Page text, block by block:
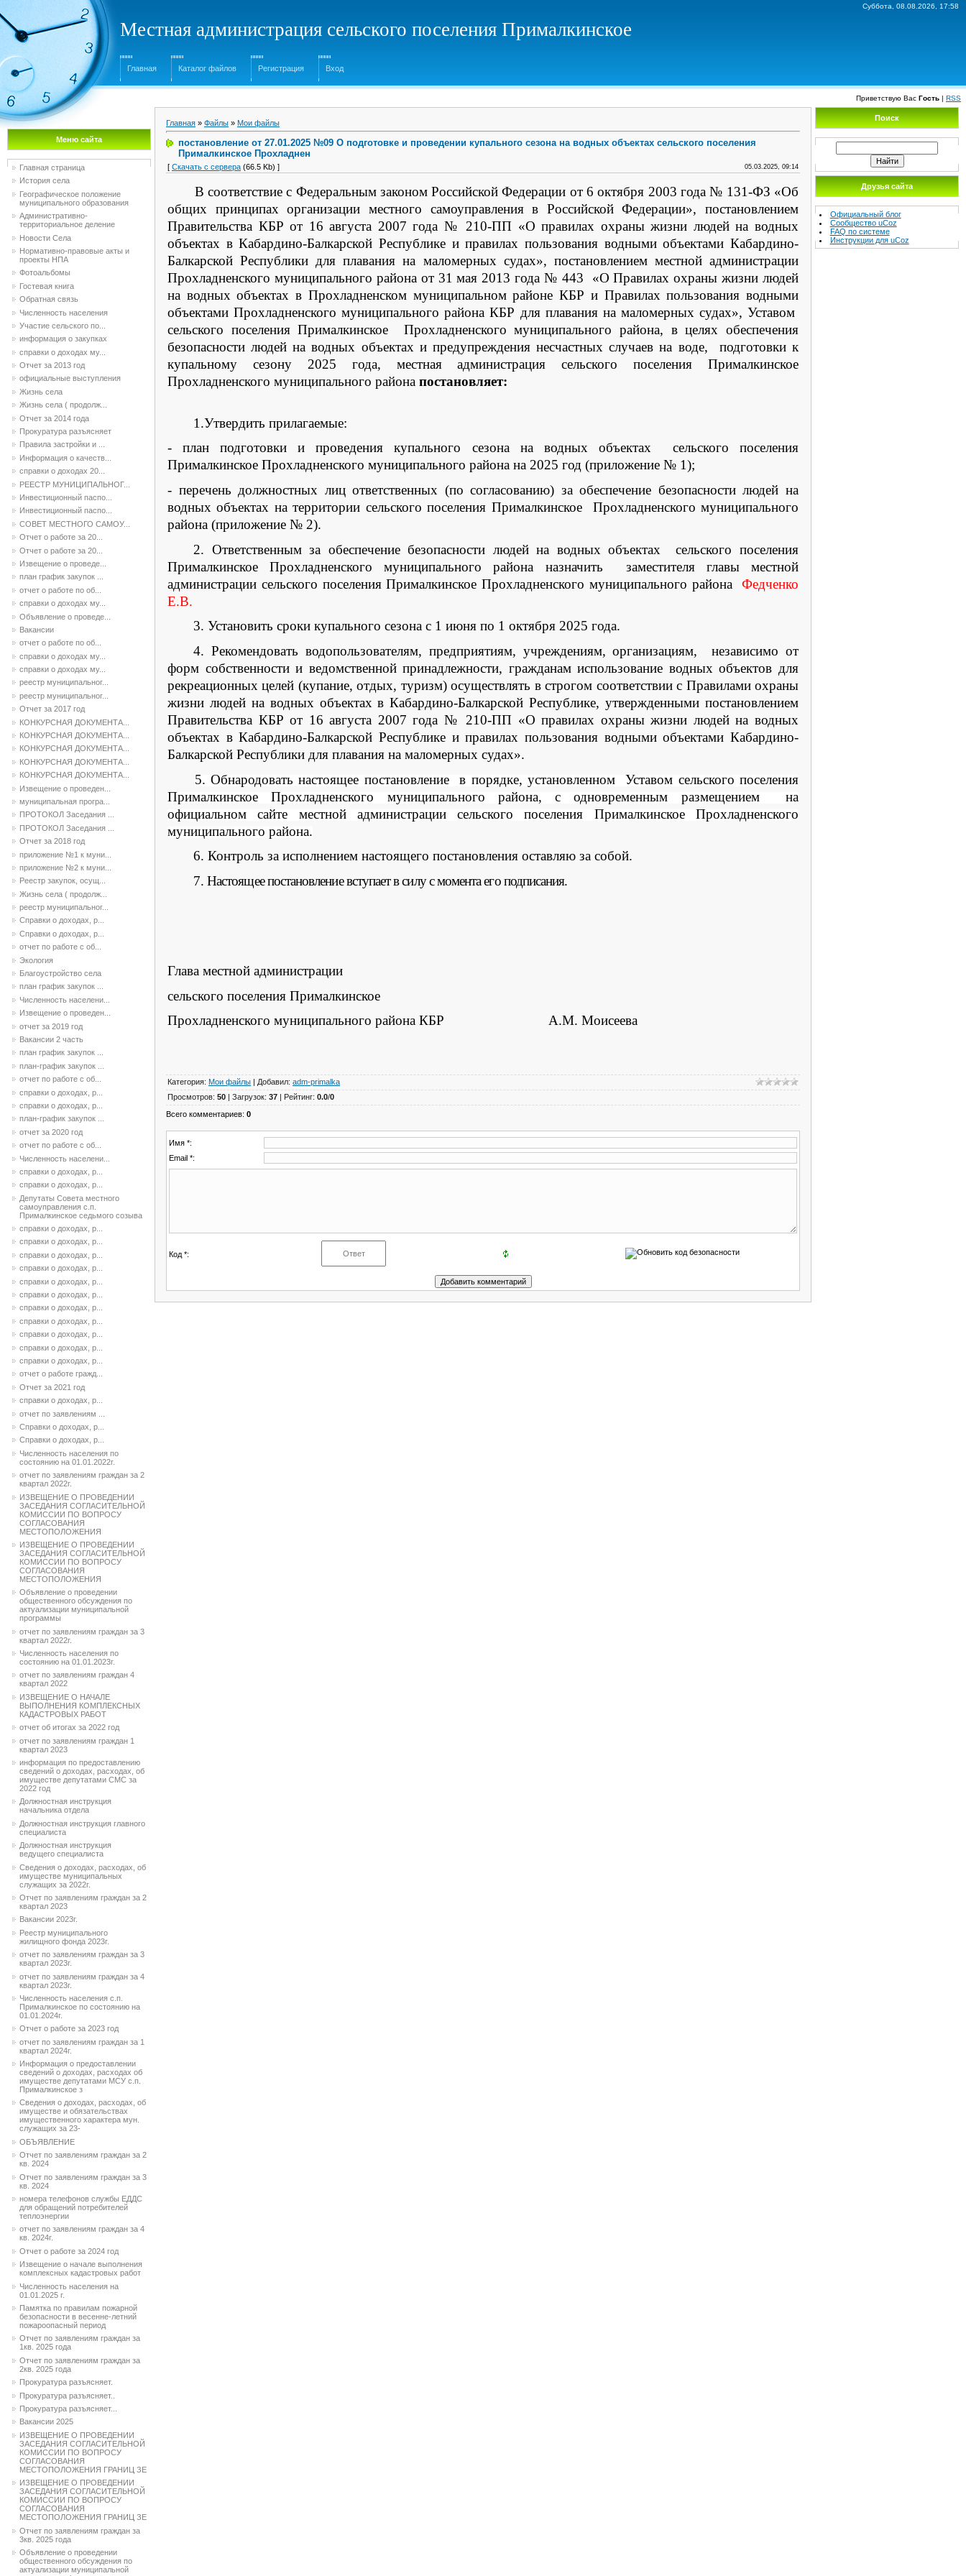
Суббота, 08.08.2026, 17:58
Местная администрация сельского поселения Прималкинское
Главная Каталог файлов Регистрация Вход
Приветствую Вас Гость | RSS
Меню сайта
Главная страница
История села
Географическое положение
муниципального образования
Административно-
территориальное деление
Новости Села
Нормативно-правовые акты и
проекты НПА
Фотоальбомы
Гостевая книга
Обратная связь
Численность населения
Участие сельского по...
информация о закупках
справки о доходах му...
Отчет за 2013 год
официальные выступления
Жизнь села
Жизнь села ( продолж...
Отчет за 2014 года
Прокуратура разъясняет
Правила застройки и ...
Информация о качеств...
справки о доходах 20...
РЕЕСТР МУНИЦИПАЛЬНОГ...
Инвестиционный паспо...
Инвестиционный паспо...
СОВЕТ МЕСТНОГО САМОУ...
Отчет о работе за 20...
Отчет о работе за 20...
Извещение о проведе...
план график закупок ...
отчет о работе по об...
справки о доходах му...
Объявление о проведе...
Вакансии
отчет о работе по об...
справки о доходах му...
справки о доходах му...
реестр муниципальног...
реестр муниципальног...
Отчет за 2017 год
КОНКУРСНАЯ ДОКУМЕНТА...
КОНКУРСНАЯ ДОКУМЕНТА...
КОНКУРСНАЯ ДОКУМЕНТА...
КОНКУРСНАЯ ДОКУМЕНТА...
КОНКУРСНАЯ ДОКУМЕНТА...
Извещение о проведен...
муниципальная програ...
ПРОТОКОЛ Заседания ...
ПРОТОКОЛ Заседания ...
Отчет за 2018 год
приложение №1 к муни...
приложение №2 к муни...
Реестр закупок, осущ...
Жизнь села ( продолж...
реестр муниципальног...
Справки о доходах, р...
Справки о доходах, р...
отчет по работе с об...
Экология
Благоустройство села
план график закупок ...
Численность населени...
Извещение о проведен...
отчет за 2019 год
Вакансии 2 часть
план график закупок ...
план-график закупок ...
отчет по работе с об...
справки о доходах, р...
справки о доходах, р...
план-график закупок ...
отчет за 2020 год
отчет по работе с об...
Численность населени...
справки о доходах, р...
справки о доходах, р...
Депутаты Совета местного
самоуправления с.п.
Прималкинское седьмого созыва
справки о доходах, р...
справки о доходах, р...
справки о доходах, р...
справки о доходах, р...
справки о доходах, р...
справки о доходах, р...
справки о доходах, р...
справки о доходах, р...
справки о доходах, р...
справки о доходах, р...
справки о доходах, р...
отчет о работе гражд...
Отчет за 2021 год
справки о доходах, р...
отчет по заявлениям ...
Справки о доходах, р...
Справки о доходах, р...
Численность населения по
состоянию на 01.01.2022г.
отчет по заявлениям граждан за 2
квартал 2022г.
ИЗВЕЩЕНИЕ О ПРОВЕДЕНИИ
ЗАСЕДАНИЯ СОГЛАСИТЕЛЬНОЙ
КОМИССИИ ПО ВОПРОСУ
СОГЛАСОВАНИЯ
МЕСТОПОЛОЖЕНИЯ
ИЗВЕЩЕНИЕ О ПРОВЕДЕНИИ
ЗАСЕДАНИЯ СОГЛАСИТЕЛЬНОЙ
КОМИССИИ ПО ВОПРОСУ
СОГЛАСОВАНИЯ
МЕСТОПОЛОЖЕНИЯ
Объявление о проведении
общественного обсуждения по
актуализации муниципальной
программы
отчет по заявлениям граждан за 3
квартал 2022г.
Численность населения по
состоянию на 01.01.2023г.
отчет по заявлениям граждан 4
квартал 2022
ИЗВЕЩЕНИЕ О НАЧАЛЕ
ВЫПОЛНЕНИЯ КОМПЛЕКСНЫХ
КАДАСТРОВЫХ РАБОТ
отчет об итогах за 2022 год
отчет по заявлениям граждан 1
квартал 2023
информация по предоставлению
сведений о доходах, расходах, об
имуществе депутатами СМС за
2022 год
Должностная инструкция
начальника отдела
Должностная инструкция главного
специалиста
Должностная инструкция
ведущего специалиста
Сведения о доходах, расходах, об
имуществе муниципальных
служащих за 2022г.
Отчет по заявлениям граждан за 2
квартал 2023
Вакансии 2023г.
Реестр муниципального
жилищного фонда 2023г.
отчет по заявлениям граждан за 3
квартал 2023г.
отчет по заявлениям граждан за 4
квартал 2023г.
Численность населения с.п.
Прималкинское по состоянию на
01.01.2024г.
Отчет о работе за 2023 год
отчет по заявлениям граждан за 1
квартал 2024г.
Информация о предоставлении
сведений о доходах, расходах об
имуществе депутатами МСУ с.п.
Прималкинское з
Сведения о доходах, расходах, об
имуществе и обязательствах
имущественного характера мун.
служащих за 23-
ОБЪЯВЛЕНИЕ
Отчет по заявлениям граждан за 2
кв. 2024
Отчет по заявлениям граждан за 3
кв. 2024
номера телефонов службы ЕДДС
для обращений потребителей
теплоэнергии
отчет по заявлениям граждан за 4
кв. 2024г.
Отчет о работе за 2024 год
Извещение о начале выполнения
комплексных кадастровых работ
Численность населения на
01.01.2025 г.
Памятка по правилам пожарной
безопасности в весенне-летний
пожароопасный период
Отчет по заявлениям граждан за
1кв. 2025 года
Отчет по заявлениям граждан за
2кв. 2025 года
Прокуратура разъясняет.
Прокуратура разъясняет..
Прокуратура разъясняет...
Вакансии 2025
ИЗВЕЩЕНИЕ О ПРОВЕДЕНИИ
ЗАСЕДАНИЯ СОГЛАСИТЕЛЬНОЙ
КОМИССИИ ПО ВОПРОСУ
СОГЛАСОВАНИЯ
МЕСТОПОЛОЖЕНИЯ ГРАНИЦ ЗЕ
ИЗВЕЩЕНИЕ О ПРОВЕДЕНИИ
ЗАСЕДАНИЯ СОГЛАСИТЕЛЬНОЙ
КОМИССИИ ПО ВОПРОСУ
СОГЛАСОВАНИЯ
МЕСТОПОЛОЖЕНИЯ ГРАНИЦ ЗЕ
Отчет по заявлениям граждан за
3кв. 2025 года
Объявление о проведении
общественного обсуждения по
актуализации муниципальной
Главная » Файлы » Мои файлы
постановление от 27.01.2025 №09 О подготовке и проведении купального сезона на водных объектах сельского поселения
Прималкинское Прохладнен
[ Скачать с сервера (66.5 Kb) ] 05.03.2025, 09:14
В соответствие с Федеральным законом Российской Федерации от 6 октября 2003 года № 131-ФЗ «Об
общих принципах организации местного самоуправления в Российской Федерации», постановлением
Правительства КБР от 16 августа 2007 года № 210-ПП «О правилах охраны жизни людей на водных
объектах в Кабардино-Балкарской Республике и правилах пользования водными объектами Кабардино-
Балкарской Республики для плавания на маломерных судах», постановлением местной администрации
Прохладненского муниципального района от 31 мая 2013 года № 443 «О Правилах охраны жизни людей
на водных объектах в Прохладненском муниципальном районе КБР и Правилах пользования водными
объектами Прохладненского муниципального района КБР для плавания на маломерных судах», Уставом
сельского поселения Прималкинское Прохладненского муниципального района, в целях обеспечения
безопасности людей на водных объектах и предупреждения несчастных случаев на воде, подготовки к
купальному сезону 2025 года, местная администрация сельского поселения Прималкинское
Прохладненского муниципального района постановляет:
1.Утвердить прилагаемые:
- план подготовки и проведения купального сезона на водных объектах сельского поселения
Прималкинское Прохладненского муниципального района на 2025 год (приложение № 1);
- перечень должностных лиц ответственных (по согласованию) за обеспечение безопасности людей на
водных объектах на территории сельского поселения Прималкинское Прохладненского муниципального
района (приложение № 2).
2. Ответственным за обеспечение безопасности людей на водных объектах сельского поселения
Прималкинское Прохладненского муниципального района назначить заместителя главы местной
администрации сельского поселения Прималкинское Прохладненского муниципального района Федченко
Е.В.
3. Установить сроки купального сезона с 1 июня по 1 октября 2025 года.
4. Рекомендовать водопользователям, предприятиям, учреждениям, организациям, независимо от
форм собственности и ведомственной принадлежности, гражданам использование водных объектов для
рекреационных целей (купание, отдых, туризм) осуществлять в строгом соответствии с Правилами охраны
жизни людей на водных объектах в Кабардино-Балкарской Республике, утвержденными постановлением
Правительства КБР от 16 августа 2007 года № 210-ПП «О правилах охраны жизни людей на водных
объектах в Кабардино-Балкарской Республике и правилах пользования водными объектами Кабардино-
Балкарской Республики для плавания на маломерных судах».
5. Обнародовать настоящее постановление в порядке, установленном Уставом сельского поселения
Прималкинское Прохладненского муниципального района, с одновременным размещением на
официальном сайте местной администрации сельского поселения Прималкинское Прохладненского
муниципального района.
6. Контроль за исполнением настоящего постановления оставляю за собой.
7. Настоящее постановление вступает в силу с момента его подписания.
Глава местной администрации
сельского поселения Прималкинское
Прохладненского муниципального района КБР А.М. Моисеева
Категория: Мои файлы | Добавил: adm-primalka
Просмотров: 50 | Загрузок: 37 | Рейтинг: 0.0/0
Всего комментариев: 0
Имя *:
Email *:
Код *:
Поиск
Друзья сайта
Официальный блог
Сообщество uCoz
FAQ по системе
Инструкции для uCoz